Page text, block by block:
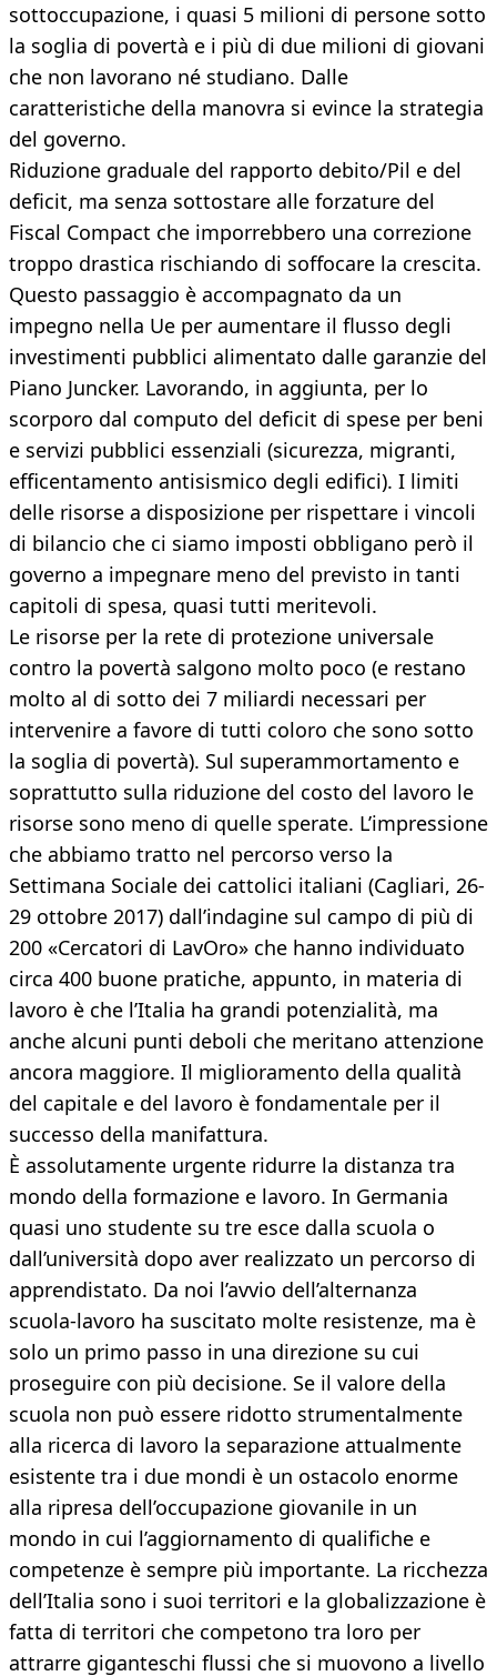
sottoccupazione, i quasi 5 milioni di persone sotto
la soglia di povertà e i più di due milioni di giovani
che non lavorano né studiano. Dalle
caratteristiche della manovra si evince la strategia
del governo.
Riduzione graduale del rapporto debito/Pil e del
deficit, ma senza sottostare alle forzature del
Fiscal Compact che imporrebbero una correzione
troppo drastica rischiando di soffocare la crescita.
Questo passaggio è accompagnato da un
impegno nella Ue per aumentare il flusso degli
investimenti pubblici alimentato dalle garanzie del
Piano Juncker. Lavorando, in aggiunta, per lo
scorporo dal computo del deficit di spese per beni
e servizi pubblici essenziali (sicurezza, migranti,
efficentamento antisismico degli edifici). I limiti
delle risorse a disposizione per rispettare i vincoli
di bilancio che ci siamo imposti obbligano però il
governo a impegnare meno del previsto in tanti
capitoli di spesa, quasi tutti meritevoli.
Le risorse per la rete di protezione universale
contro la povertà salgono molto poco (e restano
molto al di sotto dei 7 miliardi necessari per
intervenire a favore di tutti coloro che sono sotto
la soglia di povertà). Sul superammortamento e
soprattutto sulla riduzione del costo del lavoro le
risorse sono meno di quelle sperate. L’impressione
che abbiamo tratto nel percorso verso la
Settimana Sociale dei cattolici italiani (Cagliari, 26-
29 ottobre 2017) dall’indagine sul campo di più di
200 «Cercatori di LavOro» che hanno individuato
circa 400 buone pratiche, appunto, in materia di
lavoro è che l’Italia ha grandi potenzialità, ma
anche alcuni punti deboli che meritano attenzione
ancora maggiore. Il miglioramento della qualità
del capitale e del lavoro è fondamentale per il
successo della manifattura.
È assolutamente urgente ridurre la distanza tra
mondo della formazione e lavoro. In Germania
quasi uno studente su tre esce dalla scuola o
dall’università dopo aver realizzato un percorso di
apprendistato. Da noi l’avvio dell’alternanza
scuola-lavoro ha suscitato molte resistenze, ma è
solo un primo passo in una direzione su cui
proseguire con più decisione. Se il valore della
scuola non può essere ridotto strumentalmente
alla ricerca di lavoro la separazione attualmente
esistente tra i due mondi è un ostacolo enorme
alla ripresa dell’occupazione giovanile in un
mondo in cui l’aggiornamento di qualifiche e
competenze è sempre più importante. La ricchezza
dell’Italia sono i suoi territori e la globalizzazione è
fatta di territori che competono tra loro per
attrarre giganteschi flussi che si muovono a livello